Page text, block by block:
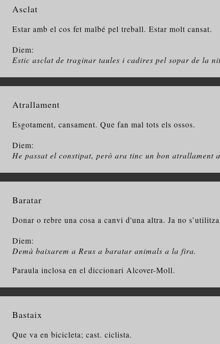
Asclat
Estar amb el cos fet malbé pel treball. Estar molt cansat.
Diem:
Estic asclat de traginar taules i cadires pel sopar de la
Atrallament
Esgotament, cansament. Que fan mal tots els ossos.
Diem:
He passat el constipat, però ara tinc un bon atrallament
Baratar
Donar o rebre una cosa a canvi d'una altra. Ja no
Diem:
Demà baixarem a Reus a baratar animals a la fira.
Paraula inclosa en el diccionari Alcover-Moll.
Bastaix
Que va en bicicleta; cast. ciclista.